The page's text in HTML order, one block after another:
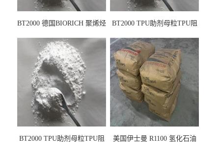
BT2000 德国BIORICH 聚烯烃
墨阻燃剂 TPU抗黄变剂 抗黄
变耐黄剂
BT2000 TPU助剂母粒TPU阻
剂雾面滑剂防粘剂 TPU抗黄
变剂 抗黄变耐黄剂
BT2000 TPU助剂母粒TPU阻
美国伊士曼 R1100 氢化石油